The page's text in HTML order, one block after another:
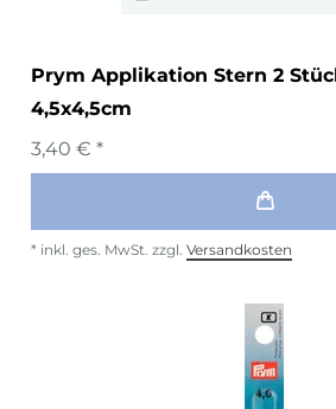
Prym Applikation Stern 2
4,5x4,5cm
3,40 € *
* inkl. ges. MwSt. zzgl. Versandkosten